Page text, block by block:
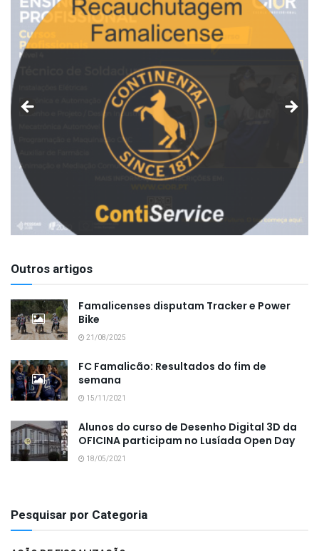
Outros artigos
Famalicenses disputam Tracker e Power
Bike
21/08/2025
FC Famalicão: Resultados do fim de
semana
15/11/2021
Alunos do curso de Desenho Digital 3D da
OFICINA participam no Lusíada Open Day
18/05/2021
Pesquisar por Categoria